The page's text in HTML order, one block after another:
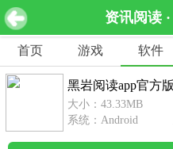
资讯阅读
网游分类
休闲益智
462款游戏
赛
首页 游戏 软件
黑岩阅读app官
黑岩阅读app官方版
大小：43.33MB
系统：Android